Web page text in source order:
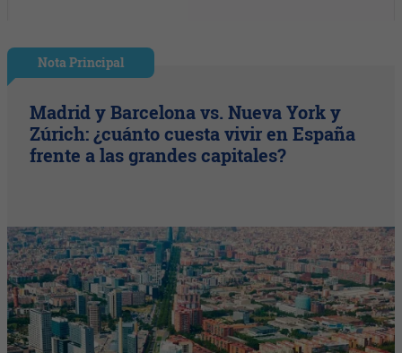
Nota Principal
Madrid y Barcelona vs. Nueva York y
Zúrich: ¿cuánto cuesta vivir en España
frente a las grandes capitales?